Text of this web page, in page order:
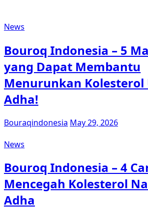
News
Bouroq Indonesia – 5
yang Dapat Membantu
Menurunkan Kolesterol
Adha!
Bouraqindonesia May 29, 2026
News
Bouroq Indonesia – 4
Mencegah Kolesterol
Adha